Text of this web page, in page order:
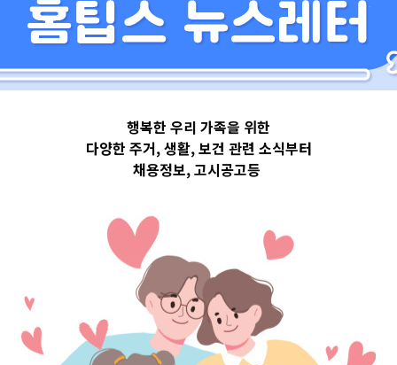
서울특별시
서울특별시관악
구 Top 3 및 주간
소식 –
20230628
행복한 우리 가족을 위한
다양한 주거, 생활, 보건 관련 소식부터
채용정보, 고시공고등